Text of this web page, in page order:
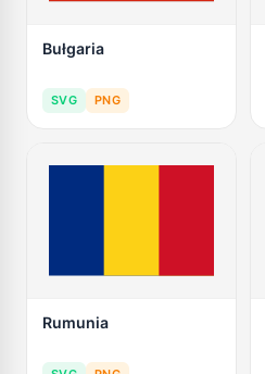
Bułgaria
SVG PNG
Rumunia